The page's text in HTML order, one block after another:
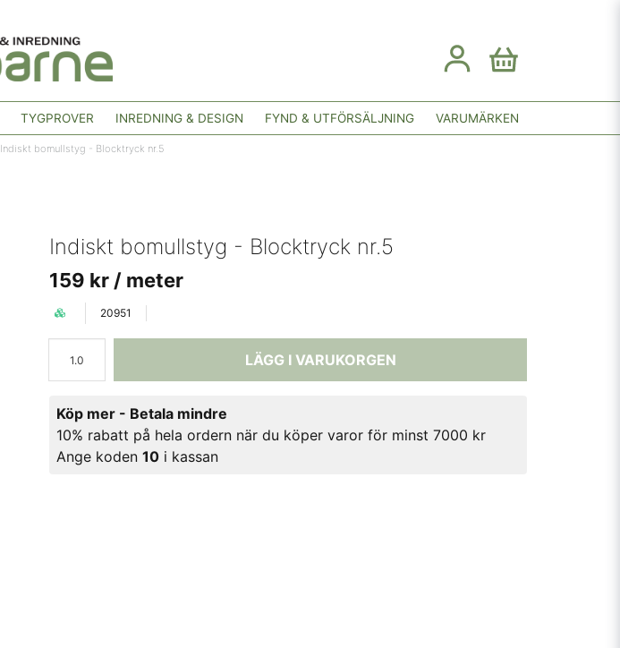
TYGPROVER INREDNING & DESIGN FYND & UTFÖRSÄLJNING VARUMÄRKEN
Indiskt bomullstyg - Blocktryck nr.5
Indiskt bomullstyg - Blocktryck nr.5
159 kr / meter
20951
LÄGG I VARUKORGEN
Köp mer - Betala mindre
10% rabatt på hela ordern när du köper varor för minst 7000 kr
Ange koden10 i kassan